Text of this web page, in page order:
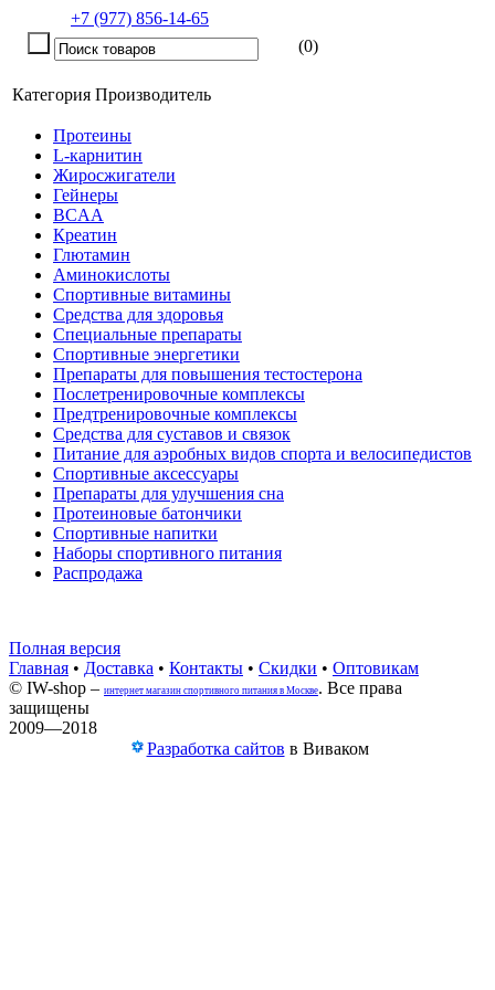
+7 (977) 856-14-65
(0)
Категория Производитель
Протеины
L-карнитин
Жиросжигатели
Гейнеры
BCAA
Креатин
Глютамин
Аминокислоты
Спортивные витамины
Средства для здоровья
Специальные препараты
Спортивные энергетики
Препараты для повышения тестостерона
Послетренировочные комплексы
Предтренировочные комплексы
Средства для суставов и связок
Питание для аэробных видов спорта и велосипедистов
Спортивные аксессуары
Препараты для улучшения сна
Протеиновые батончики
Спортивные напитки
Наборы спортивного питания
Распродажа
Полная версия
Главная • Доставка • Контакты • Скидки • Оптовикам
© IW-shop – интернет магазин спортивного питания в Москве. Все права
защищены
2009—2018
Разработка сайтов в Виваком